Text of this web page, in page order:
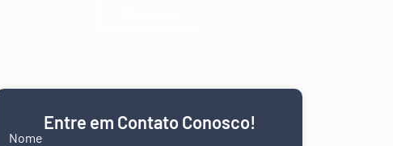
Entre em Contato Conosco!
Nome